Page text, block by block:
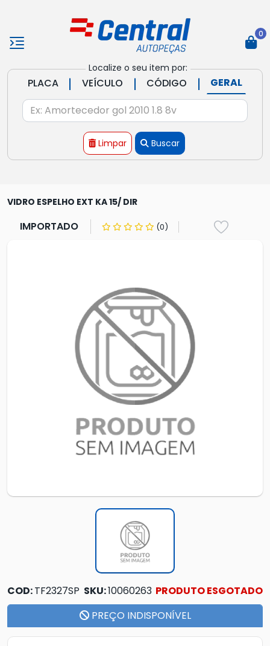
Localize o seu item por:
PLACA | VEÍCULO | CÓDIGO | GERAL
Limpar Buscar
0
VIDRO ESPELHO EXT KA 15/ DIR
IMPORTADO (0)
COD:TF2327SP SKU:10060263 PRODUTO ESGOTADO
PREÇO INDISPONÍVEL